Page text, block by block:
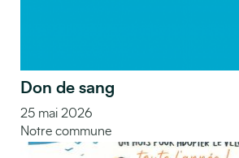
Don de sang
25 mai 2026
Notre commune